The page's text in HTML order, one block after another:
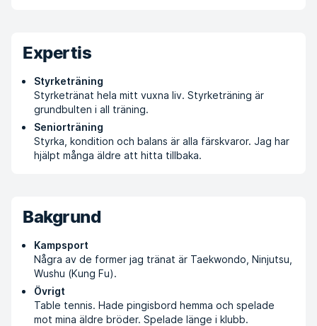
Expertis
Styrketräning
Styrketränat hela mitt vuxna liv. Styrketräning är
grundbulten i all träning.
Seniorträning
Styrka, kondition och balans är alla färskvaror. Jag har
hjälpt många äldre att hitta tillbaka.
Bakgrund
Kampsport
Några av de former jag tränat är Taekwondo, Ninjutsu,
Wushu (Kung Fu).
Övrigt
Table tennis. Hade pingisbord hemma och spelade
mot mina äldre bröder. Spelade länge i klubb.